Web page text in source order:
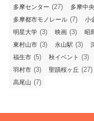
多摩センター (27) 多摩中
多摩都市モノレール (7) 小
明星大学 (3) 映画 (3) 昭
東村山市 (3) 永山駅 (3)
福生市 (5) 秋イベント (3)
羽村市 (3) 聖蹟桜ヶ丘 (27)
高尾山 (7)